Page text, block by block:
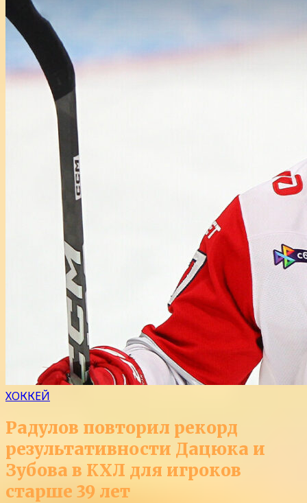
ХОККЕЙ
Радулов повторил рекорд
результативности Дацюка и
Зубова в КХЛ для игроков
старше 39 лет